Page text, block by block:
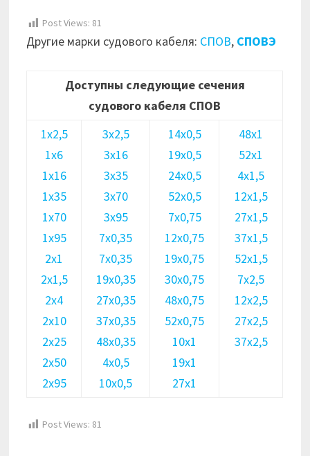
Post Views: 81
Другие марки судового кабеля: СПОВ, СПОВЭ
Доступны следующие сечения
судового кабеля СПОВ
1х2,5
1х6
1х16
1х35
1х70
1х95
2х1
2х1,5
2х4
2х10
2х25
2х50
2х95
3х2,5
3х16
3х35
3х70
3х95
7х0,35
7х0,35
19х0,35
27х0,35
37х0,35
48х0,35
4х0,5
10х0,5
14х0,5
19х0,5
24х0,5
52х0,5
7х0,75
12х0,75
19х0,75
30х0,75
48х0,75
52х0,75
10х1
19х1
27х1
48х1
52х1
4х1,5
12х1,5
27х1,5
37х1,5
52х1,5
7х2,5
12х2,5
27х2,5
37х2,5
Post Views: 81